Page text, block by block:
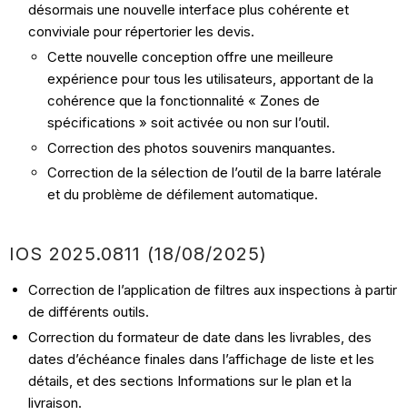
désormais une nouvelle interface plus cohérente et
conviviale pour répertorier les devis.
Cette nouvelle conception offre une meilleure
expérience pour tous les utilisateurs, apportant de la
cohérence que la fonctionnalité « Zones de
spécifications » soit activée ou non sur l’outil.
Correction des photos souvenirs manquantes.
Correction de la sélection de l’outil de la barre latérale
et du problème de défilement automatique.
IOS 2025.0811 (18/08/2025)
Correction de l’application de filtres aux inspections à partir
de différents outils.
Correction du formateur de date dans les livrables, des
dates d’échéance finales dans l’affichage de liste et les
détails, et des sections Informations sur le plan et la
livraison.